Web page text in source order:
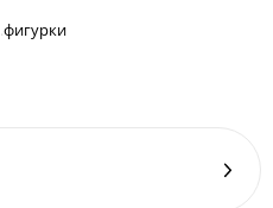
фигурки